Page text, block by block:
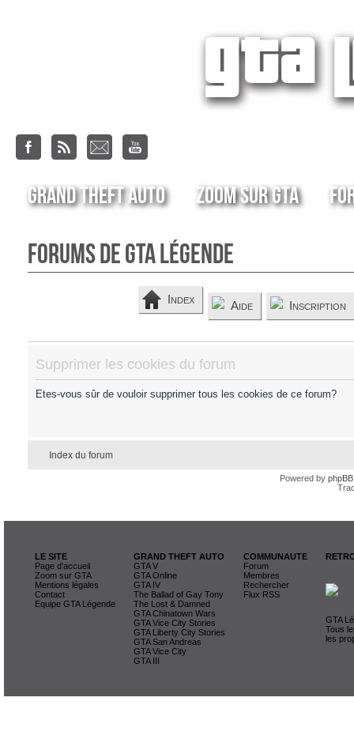
Grand Theft Auto Zoom sur GTA
Forums de GTA Légende
Index Aide Inscription
Supprimer les cookies du forum
Etes-vous sûr de vouloir supprimer tous les cookies de ce forum?
Index du forum
Powered by phpBB
LE SITE
Page d'accueil
Zoom sur GTA
Mentions légales
Contact
Equipe GTA Légende
GRAND THEFT AUTO
GTA V
GTA Online
GTA IV
The Ballad of Gay Tony
The Lost & Damned
GTA Chinatown Wars
GTA Vice City Stories
GTA Liberty City Stories
GTA San Andreas
GTA Vice City
GTA III
COMMUNAUTE
Forum
Membres
Rechercher
Flux RSS
GTA
Tous
les